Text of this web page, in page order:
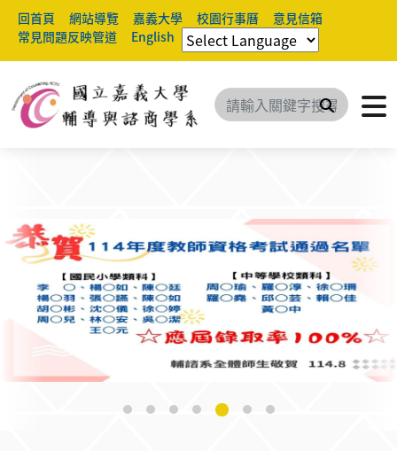
回首頁 網站導覽 嘉義大學 校園行事曆
意見信箱
常見問題反映管道
English
搜尋